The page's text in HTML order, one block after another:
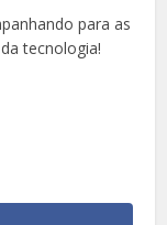
para as
tecnologia!